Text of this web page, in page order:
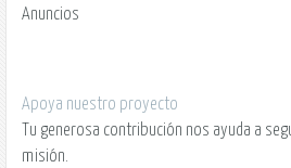
Anuncios
Apoya nuestro proyecto
Tu generosa contribución nos ayuda a
misión.